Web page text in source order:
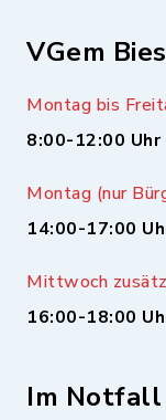
VGem
Montag bis
8:00-12:00 Uhr
Montag (nur
14:00-17:00
Mittwoch
16:00-18:00
Im Notfall